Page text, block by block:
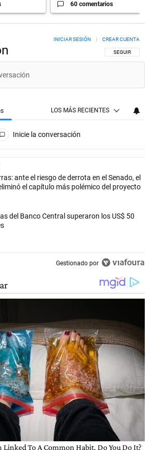
60 comentarios
SIGA ESTA
SEGUIR
INICIAR SESIÓN CREAR CUENTA
LOS MÁS RECIENTES
Inicie la conversación
artículos con más comentarios en los
con el título "Ley de Tierras: ante el riesgo
ante el riesgo de derrota en el Senado, el
el capítulo más polémico del proyecto
con el título "Las reservas del Banco Central
del Banco Central superaron los US$ 50
Gestionado por